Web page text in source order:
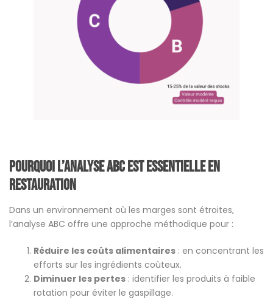
Pourquoi l’analyse ABC est essentielle en
restauration
Dans un environnement où les marges sont étroites,
l’analyse ABC offre une approche méthodique pour :
Réduire les coûts alimentaires : en concentrant les
efforts sur les ingrédients coûteux.
Diminuer les pertes : identifier les produits à faible
rotation pour éviter le gaspillage.